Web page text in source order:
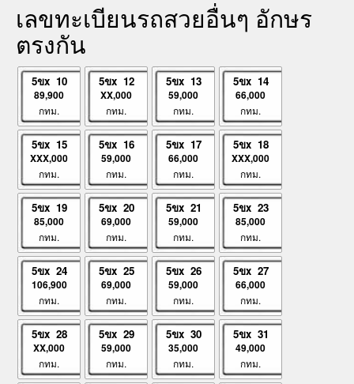
เลขทะเบียนรถสวยอื่นๆ อักษร
ตรงกัน
5ขx 10
89,900
กทม.
5ขx 12
XX,000
กทม.
5ขx 13
59,000
กทม.
5ขx 14
66,000
กทม.
5ขx 15
XXX,000
กทม.
5ขx 16
59,000
กทม.
5ขx 17
66,000
กทม.
5ขx 18
XXX,000
กทม.
5ขx 19
85,000
กทม.
5ขx 20
69,000
กทม.
5ขx 21
59,000
กทม.
5ขx 23
85,000
กทม.
5ขx 24
106,900
กทม.
5ขx 25
69,000
กทม.
5ขx 26
59,000
กทม.
5ขx 27
66,000
กทม.
5ขx 28
XX,000
กทม.
5ขx 29
59,000
กทม.
5ขx 30
35,000
กทม.
5ขx 31
49,000
กทม.